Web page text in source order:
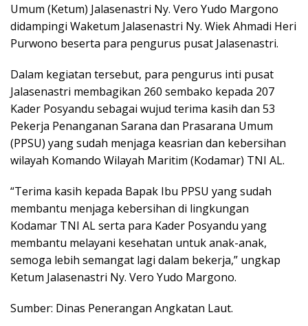
Umum (Ketum) Jalasenastri Ny. Vero Yudo Margono
didampingi Waketum Jalasenastri Ny. Wiek Ahmadi Heri
Purwono beserta para pengurus pusat Jalasenastri.
Dalam kegiatan tersebut, para pengurus inti pusat
Jalasenastri membagikan 260 sembako kepada 207
Kader Posyandu sebagai wujud terima kasih dan 53
Pekerja Penanganan Sarana dan Prasarana Umum
(PPSU) yang sudah menjaga keasrian dan kebersihan
wilayah Komando Wilayah Maritim (Kodamar) TNI AL.
“Terima kasih kepada Bapak Ibu PPSU yang sudah
membantu menjaga kebersihan di lingkungan
Kodamar TNI AL serta para Kader Posyandu yang
membantu melayani kesehatan untuk anak-anak,
semoga lebih semangat lagi dalam bekerja,” ungkap
Ketum Jalasenastri Ny. Vero Yudo Margono.
Sumber: Dinas Penerangan Angkatan Laut.